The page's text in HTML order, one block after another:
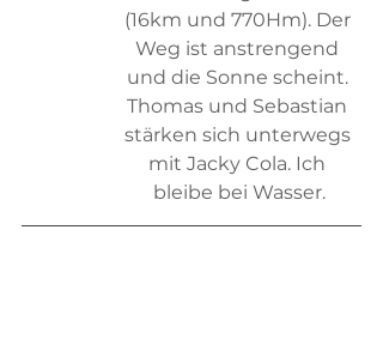
(16km und 770Hm). Der
Weg ist anstrengend
und die Sonne scheint.
Thomas und Sebastian
stärken sich unterwegs
mit Jacky Cola. Ich
bleibe bei Wasser.